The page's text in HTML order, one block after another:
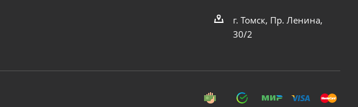
г. Томск, Пр. Ленина,
30/2